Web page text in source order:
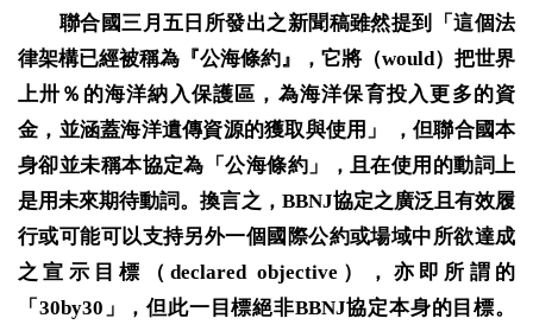
聯合國三月五日所發出之新聞稿雖然提到「這個法
律架構已經被稱為『公海條約』，它將（would）把世界
上卅％的海洋納入保護區，為海洋保育投入更多的資
金，並涵蓋海洋遺傳資源的獲取與使用」 ，但聯合國本
身卻並未稱本協定為「公海條約」，且在使用的動詞上
是用未來期待動詞。換言之， BBNJ協定之廣泛且有效履
行或可能可以支持另外一個國際公約或場域中所欲達成
之宣示目標（declared objective ），亦即所謂的
「 30by30 」，但此一目標絕非BBNJ協定本身的目標。